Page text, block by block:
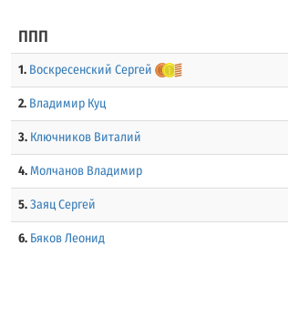
ППП
1. Воскресенский Сергей
2. Владимир Куц
3. Ключников Виталий
4. Молчанов Владимир
5. Заяц Сергей
6. Бяков Леонид